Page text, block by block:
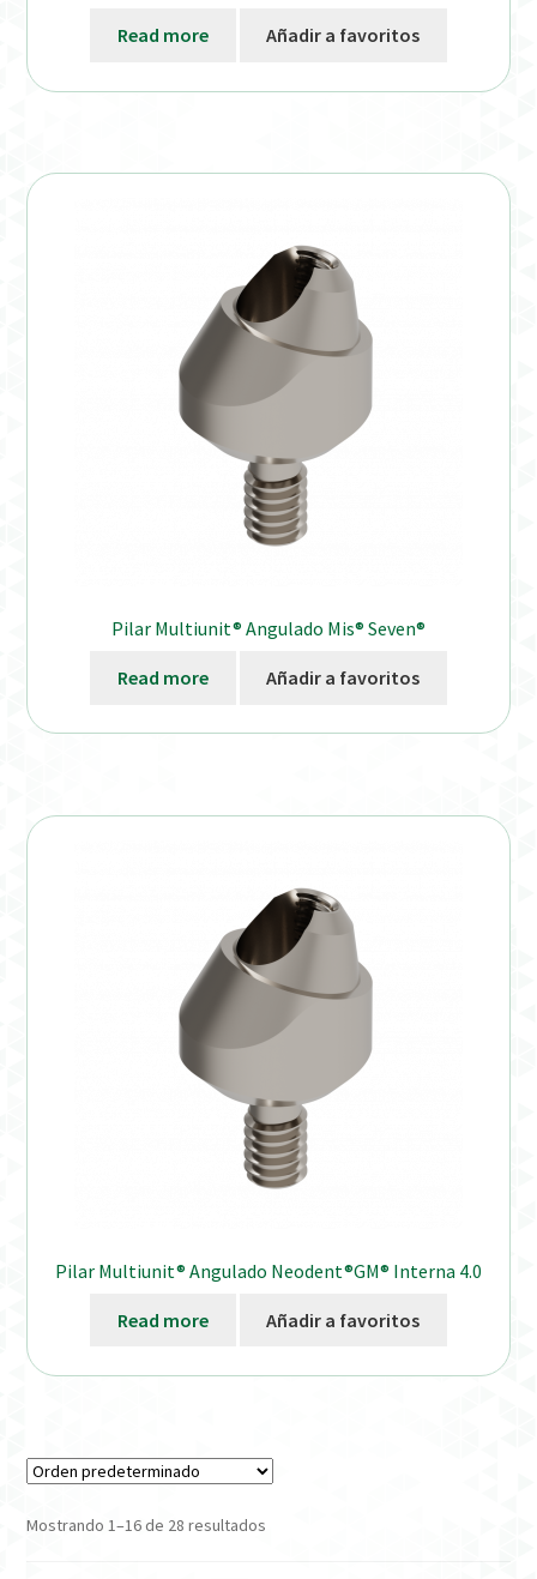
Read more Añadir a favoritos
Pilar Multiunit® Angulado Mis® Seven®
Read more Añadir a favoritos
Pilar Multiunit® Angulado Neodent®GM® Interna 4.0
Read more Añadir a favoritos
Mostrando 1–16 de 28 resultados